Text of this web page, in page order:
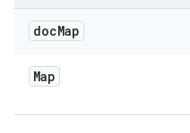
docMap
Map